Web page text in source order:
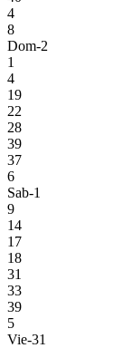
4
8
Dom-2
1
4
19
22
28
39
37
6
Sab-1
9
14
17
18
31
33
39
5
Vie-31